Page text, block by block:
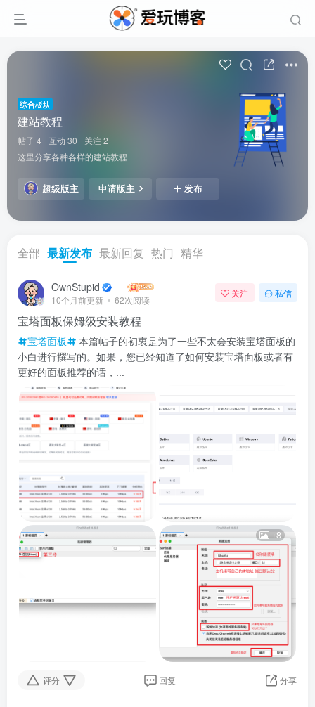
综合板块
建站教程
帖子 4 互动 30
关注 2
这里分享各种各样的建站教程
超级版主 申请版主 发布
全部 最新发布 最新回复 热门 精华
OwnStupid
10个月前更新 62次阅读
关注 私信
宝塔面板保姆级安装教程
宝塔面板
本篇帖子的初衷是为了一些不太会安装宝塔面板的
小白进行撰写的。如果，您已经知道了如何安装宝塔面板或者有
更好的面板推荐的话，...
+8
评分 回复 分享